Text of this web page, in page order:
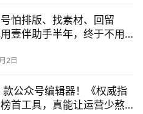
怕排版、找素材、回留
壹伴助手半年，终于不用
2日
公众号编辑器！《权威指
首工具，真能让运营少熬 2